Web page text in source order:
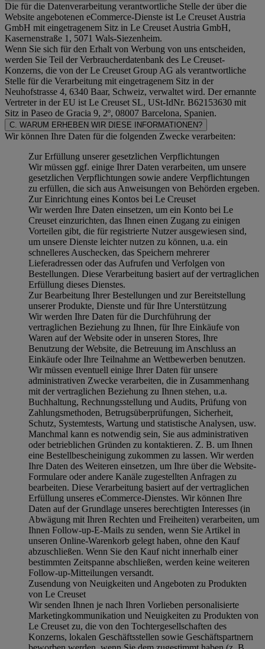
Die für die Datenverarbeitung verantwortliche Stelle der über die
Website angebotenen eCommerce-Dienste ist Le Creuset Austria
GmbH mit eingetragenem Sitz in Le Creuset Austria GmbH,
Kasernenstraße 1, 5071 Wals-Siezenheim.
Wenn Sie sich für den Erhalt von Werbung von uns entscheiden,
werden Sie Teil der Verbraucherdatenbank des Le Creuset-
Konzerns, die von der Le Creuset Group AG als verantwortliche
Stelle für die Verarbeitung mit eingetragenem Sitz in der
Neuhofstrasse 4, 6340 Baar, Schweiz, verwaltet wird. Der ernannte
Vertreter in der EU ist Le Creuset SL, USt-IdNr. B62153630 mit
Sitz in Paseo de Gracia 9, 2º, 08007 Barcelona, Spanien.
C. WARUM ERHEBEN WIR DIESE INFORMATIONEN?
Wir können Ihre Daten für die folgenden Zwecke verarbeiten:
Zur Erfüllung unserer gesetzlichen Verpflichtungen
Wir müssen ggf. einige Ihrer Daten verarbeiten, um unsere
gesetzlichen Verpflichtungen sowie andere Verpflichtungen
zu erfüllen, die sich aus Anweisungen von Behörden ergeben.
Zur Einrichtung eines Kontos bei Le Creuset
Wir werden Ihre Daten einsetzen, um ein Konto bei Le
Creuset einzurichten, das Ihnen einen Zugang zu einigen
Vorteilen gibt, die für registrierte Nutzer ausgewiesen sind,
um unsere Dienste leichter nutzen zu können, u.a. ein
schnelleres Auschecken, das Speichern mehrerer
Lieferadressen oder das Aufrufen und Verfolgen von
Bestellungen. Diese Verarbeitung basiert auf der vertraglichen
Erfüllung dieses Dienstes.
Zur Bearbeitung Ihrer Bestellungen und zur Bereitstellung
unserer Produkte, Dienste und für Ihre Unterstützung
Wir werden Ihre Daten für die Durchführung der
vertraglichen Beziehung zu Ihnen, für Ihre Einkäufe von
Waren auf der Website oder in unseren Stores, Ihre
Benutzung der Website, die Betreuung im Anschluss an
Einkäufe oder Ihre Teilnahme an Wettbewerben benutzen.
Wir müssen eventuell einige Ihrer Daten für unsere
administrativen Zwecke verarbeiten, die in Zusammenhang
mit der vertraglichen Beziehung zu Ihnen stehen, u.a.
Buchhaltung, Rechnungsstellung und Audits, Prüfung von
Zahlungsmethoden, Betrugsüberprüfungen, Sicherheit,
Schutz, Systemtests, Wartung und statistische Analysen, usw.
Manchmal kann es notwendig sein, Sie aus administrativen
oder betrieblichen Gründen zu kontaktieren. Z. B. um Ihnen
eine Bestellbescheinigung zukommen zu lassen. Wir werden
Ihre Daten des Weiteren einsetzen, um Ihre über die Website-
Formulare oder andere Kanäle zugestellten Anfragen zu
bearbeiten. Diese Verarbeitung basiert auf der vertraglichen
Erfüllung unseres eCommerce-Dienstes. Wir können Ihre
Daten auf der Grundlage unseres berechtigten Interesses (in
Abwägung mit Ihren Rechten und Freiheiten) verarbeiten, um
Ihnen Follow-up-E-Mails zu senden, wenn Sie Artikel in
unseren Online-Warenkorb gelegt haben, ohne den Kauf
abzuschließen. Wenn Sie den Kauf nicht innerhalb einer
bestimmten Zeitspanne abschließen, werden keine weiteren
Follow-up-Mitteilungen versandt.
Zusendung von Neuigkeiten und Angeboten zu Produkten
von Le Creuset
Wir senden Ihnen je nach Ihren Vorlieben personalisierte
Marketingkommunikation und Neuigkeiten zu Produkten von
Le Creuset zu, die von den Tochtergesellschaften des
Konzerns, lokalen Geschäftsstellen sowie Geschäftspartnern